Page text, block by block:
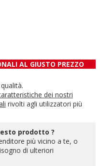
AL GIUSTO PREZZO
dei nostri
rivolti agli utilizzatori più
prodotto ?
più vicino a te, o
di ulteriori